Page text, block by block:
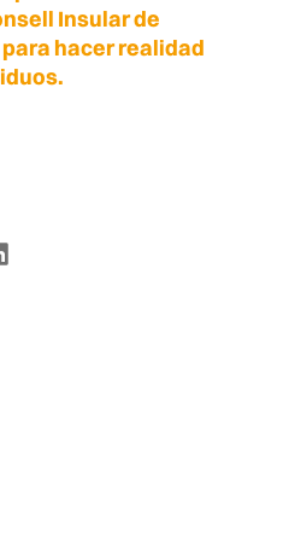
Insular de
hacer realidad